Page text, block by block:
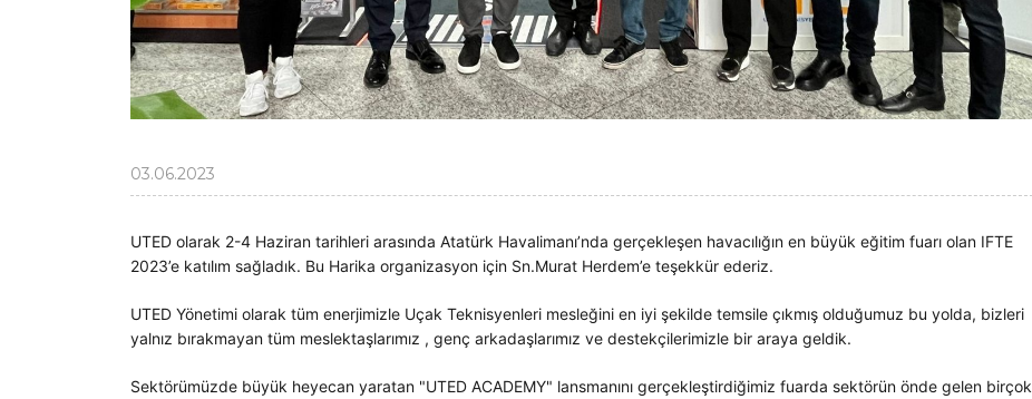
03.06.2023
UTED olarak 2-4 Haziran tarihleri arasında Atatürk Havalimanı’nda gerçekleşen havacılığın en büyük eğitim fuarı olan IFTE
2023’e katılım sağladık. Bu Harika organizasyon için Sn.Murat Herdem’e teşekkür ederiz.
UTED Yönetimi olarak tüm enerjimizle Uçak Teknisyenleri mesleğini en iyi şekilde temsile çıkmış olduğumuz bu yolda, bizleri
yalnız bırakmayan tüm meslektaşlarımız , genç arkadaşlarımız ve destekçilerimizle bir araya geldik.
Sektörümüzde büyük heyecan yaratan "UTED ACADEMY" lansmanını gerçekleştirdiğimiz fuarda sektörün önde gelen birçok